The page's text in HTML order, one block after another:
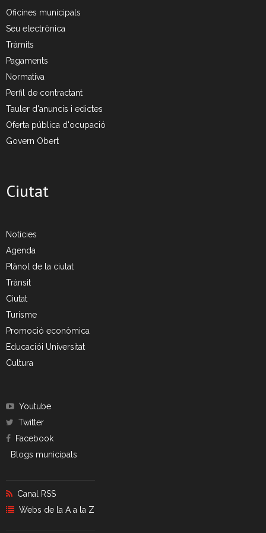
- Deixalleria Can Barba
- Deixalleria mòbil
Residus industrials
- La gestió dels residus
- Industrials a Can Barba
- Instal·lacions Can Barba
- - Amiant/Fibrociment
- Planta de Transferència
Nou model de contenidors d’alta eficiència
Oficines municipals
Seu electrònica
Tràmits
Pagaments
Normativa
Perfil de contractant
Tauler d'anuncis i edictes
Oferta pública d'ocupació
Govern Obert
Ciutat
Notícies
Agenda
Plànol de la ciutat
Trànsit
Ciutat
Turisme
Promoció econòmica
Educaciói Universitat
Cultura
Youtube
Twitter
Facebook
Blogs municipals
Canal RSS
Webs de la A a la Z